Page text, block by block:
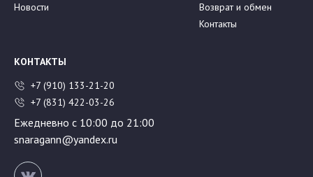
Новости
Возврат и обмен
Контакты
КОНТАКТЫ
+7 (910) 133-21-20
+7 (831) 422-03-26
Ежедневно с 10:00 до 21:00
snaragann@yandex.ru